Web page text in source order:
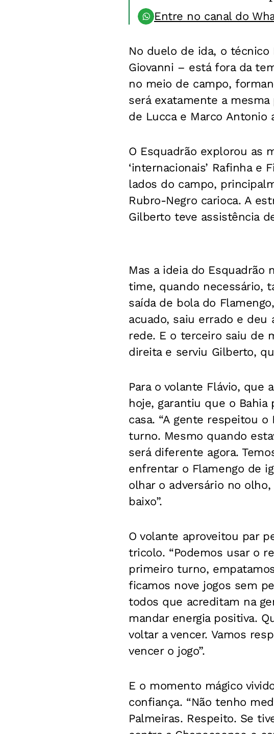
Entre no canal do
No duelo de ida, o técnico
Giovanni – está fora da
no meio de campo,
será exatamente a
de Lucca e Marco Antonio
O Esquadrão explorou as
‘internacionais’ Rafinha e
lados do campo,
Rubro-Negro carioca. A
Gilberto teve assistência
Mas a ideia do Esquadrão
time, quando necessário,
saída de bola do
acuado, saiu errado e
rede. E o terceiro saiu de
direita e serviu Gilberto,
Para o volante Flávio, que
hoje, garantiu que o
casa. “A gente respeitou
turno. Mesmo quando
será diferente agora.
enfrentar o Flamengo de
olhar o adversário no
baixo”.
O volante aproveitou par
tricolo. “Podemos usar o
primeiro turno,
ficamos nove jogos sem
todos que acreditam na
mandar energia positiva.
voltar a vencer. Vamos
vencer o jogo”.
E o momento mágico
confiança. “Não tenho
Palmeiras. Respeito. Se